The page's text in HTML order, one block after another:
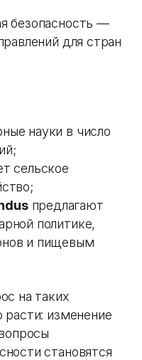
безопасность —
для стран
науки в число
сельское
предлагают
политике,
и пищевым
на таких
расти: изменение
становятся